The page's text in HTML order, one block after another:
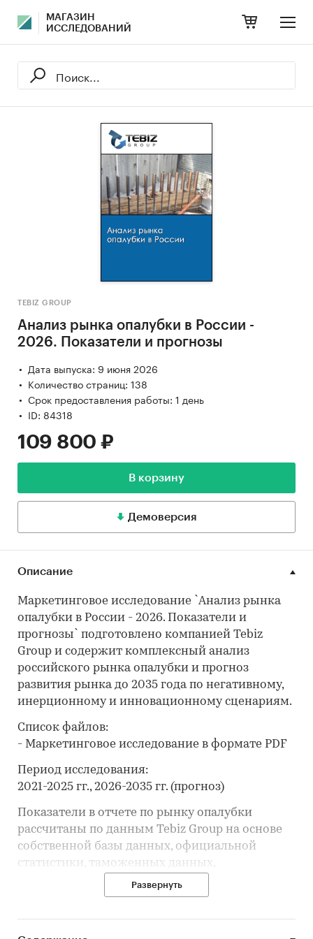
МАГАЗИН
ИССЛЕДОВАНИЙ
TEBIZ GROUP
Анализ рынка опалубки в России -
2026. Показатели и прогнозы
Дата выпуска: 9 июня 2026
Количество страниц: 138
Срок предоставления работы: 1 день
ID: 84318
109 800 ₽
В корзину
Демоверсия
Описание
Маркетинговое исследование `Анализ рынка
опалубки в России - 2026. Показатели и
прогнозы` подготовлено компанией Tebiz
Group и содержит комплексный анализ
российского рынка опалубки и прогноз
развития рынка до 2035 года по негативному,
инерционному и инновационному сценариям.
Список файлов:
- Маркетинговое исследование в формате PDF
Период исследования:
2021-2025 гг., 2026-2035 гг. (прогноз)
Показатели в отчете по рынку опалубки
рассчитаны по данным Tebiz Group на основе
собственной базы данных, официальной
статистики, таможенных данных,
корпоративной отчётности, вторичной
информации, открытых и закрытых баз
Развернуть